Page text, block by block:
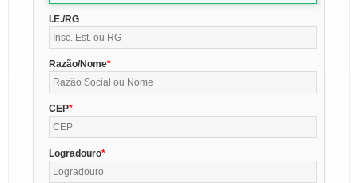
I.E./RG
Razão/Nome
CEP
Logradouro